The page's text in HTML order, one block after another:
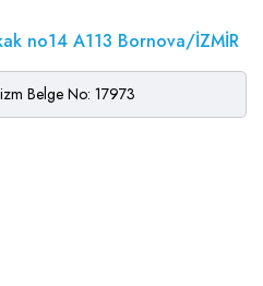
no14 A113 Bornova/İZMİR
Belge No: 17973